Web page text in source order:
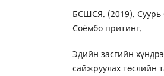
БСШСЯ. (2019). Суурь
Соёмбо притинг.
Эдийн засгийн
сайжруулах төслийн